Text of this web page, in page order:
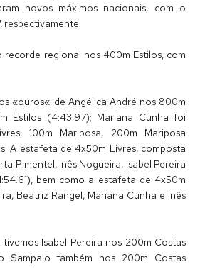
novos máximos nacionais, com o
respectivamente.
recorde regional nos 400m Estilos, com
«ouros« de Angélica André nos 800m
Estilos (4:43.97); Mariana Cunha foi
100m Mariposa, 200m Mariposa
A estafeta de 4x50m Livres, composta
Pimentel, Inês Nogueira, Isabel Pereira
bem como a estafeta de 4x50m
Beatriz Rangel, Mariana Cunha e Inês
Isabel Pereira nos 200m Costas
Sampaio também nos 200m Costas